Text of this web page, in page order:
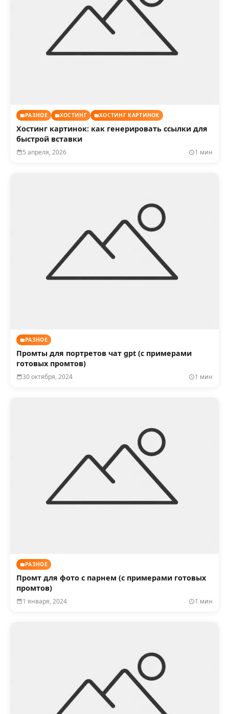
РАЗНОЕ ХОСТИНГ ХОСТИНГ КАРТИНОК
Хостинг картинок: как генерировать ссылки для
быстрой вставки
5 апреля, 2026 1 мин
РАЗНОЕ
Промты для портретов чат gpt (с примерами
готовых промтов)
30 октября, 2024 1 мин
РАЗНОЕ
Промт для фото с парнем (с примерами готовых
промтов)
1 января, 2024 1 мин